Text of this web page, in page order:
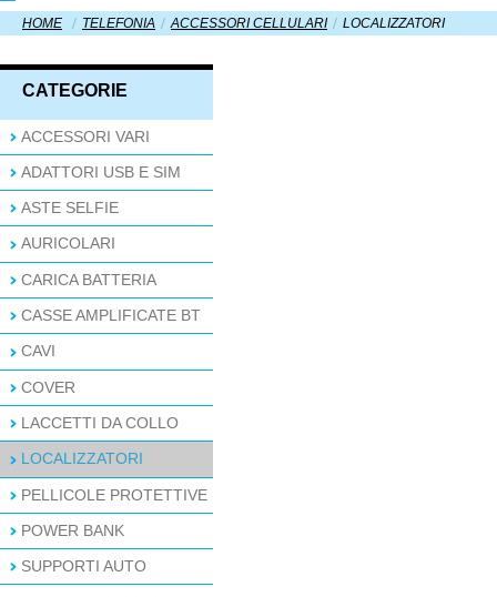
HOME TELEFONIA ACCESSORI CELLULARI LOCALIZZATORI
CATEGORIE
ACCESSORI VARI
ADATTORI USB E SIM
ASTE SELFIE
AURICOLARI
CARICA BATTERIA
CASSE AMPLIFICATE BT
CAVI
COVER
LACCETTI DA COLLO
LOCALIZZATORI
PELLICOLE PROTETTIVE
POWER BANK
SUPPORTI AUTO